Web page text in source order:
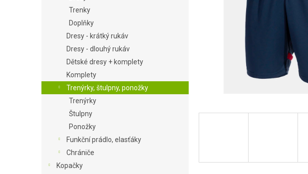
Trenky
Doplňky
Dresy - krátký rukáv
Dresy - dlouhý rukáv
Dětské dresy + komplety
Komplety
Trenýrky, štulpny, ponožky
Trenýrky
Štulpny
Ponožky
Funkční prádlo, elasťáky
Chrániče
Kopačky